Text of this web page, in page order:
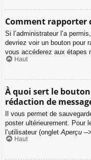
Comment rapporter
Si l’administrateur l’a
devriez voir un bouton pour
vous accéderez aux étapes
Haut
À quoi sert le
rédaction de
Il vous permet de
poster ultérieurement. Pour
l’utilisateur (onglet Aperçu --
Haut